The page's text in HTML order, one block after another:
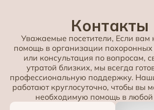
Контакты
Уважаемые посетители, Если вам
помощь в организации
или консультация по вопросам,
утратой близких, мы всегда
профессиональную поддержку.
работают круглосуточно, чтобы вы
необходимую помощь в любой